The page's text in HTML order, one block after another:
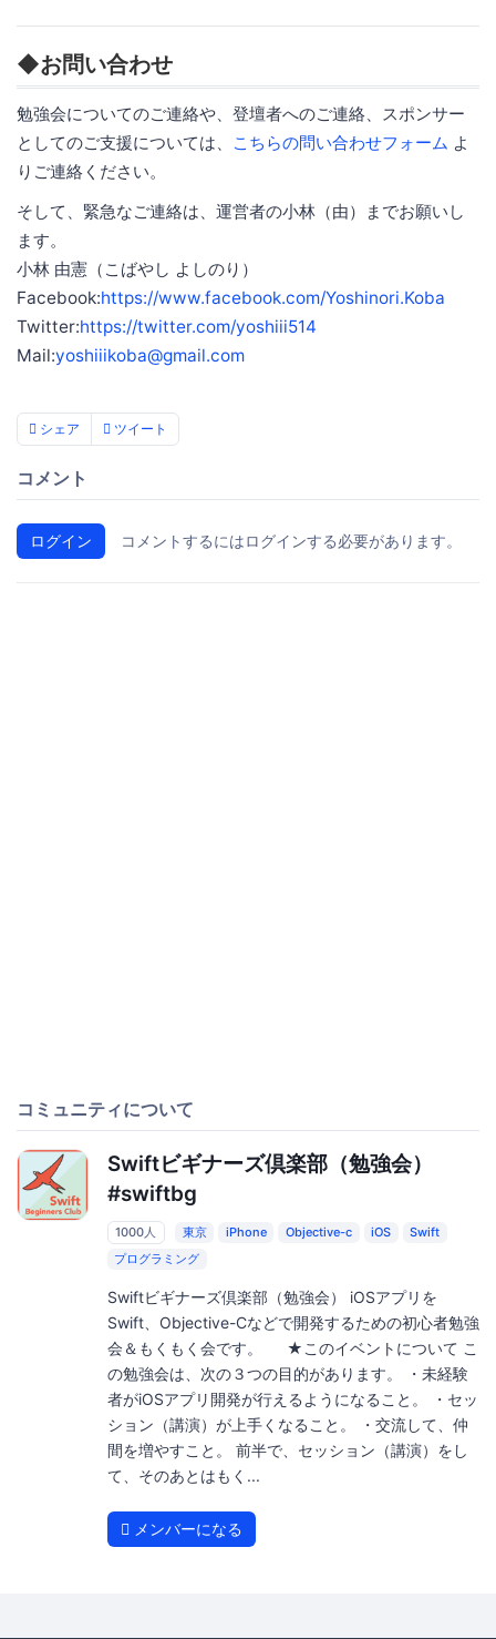
◆お問い合わせ
勉強会についてのご連絡や、登壇者へのご連絡、スポンサー
としてのご支援については、
こちらの問い合わせフォーム よ
りご連絡ください。
そして、緊急なご連絡は、運営者の小林（由）までお願いし
ます。
小林 由憲（こばやし よしのり）
Facebook:https://www.facebook.com/Yoshinori.Koba
Twitter:https://twitter.com/yoshiii514
Mail:yoshiiikoba@gmail.com
シェア ツイート
コメント
ログイン コメントするにはログインする必要があります。
コミュニティについて
Swiftビギナーズ倶楽部（勉強会）
#swiftbg
1000人 東京 iPhone Objective-c iOS
Swift
プログラミング
Swiftビギナーズ倶楽部（勉強会） iOSアプリを
Swift、Objective-Cなどで開発するための初心者勉強
会＆もくもく会です。 ★このイベントについて こ
の勉強会は、次の３つの目的があります。 ・未経験
者がiOSアプリ開発が行えるようになること。 ・セッ
ション（講演）が上手くなること。 ・交流して、仲
間を増やすこと。 前半で、セッション（講演）をし
て、そのあとはもく...
メンバーになる